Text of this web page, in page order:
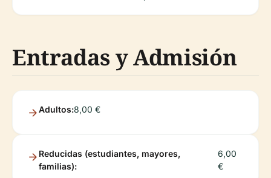
Entradas y Admisión
Adultos:8,00 €
Reducidas (estudiantes, mayores,
familias):
6,00
€